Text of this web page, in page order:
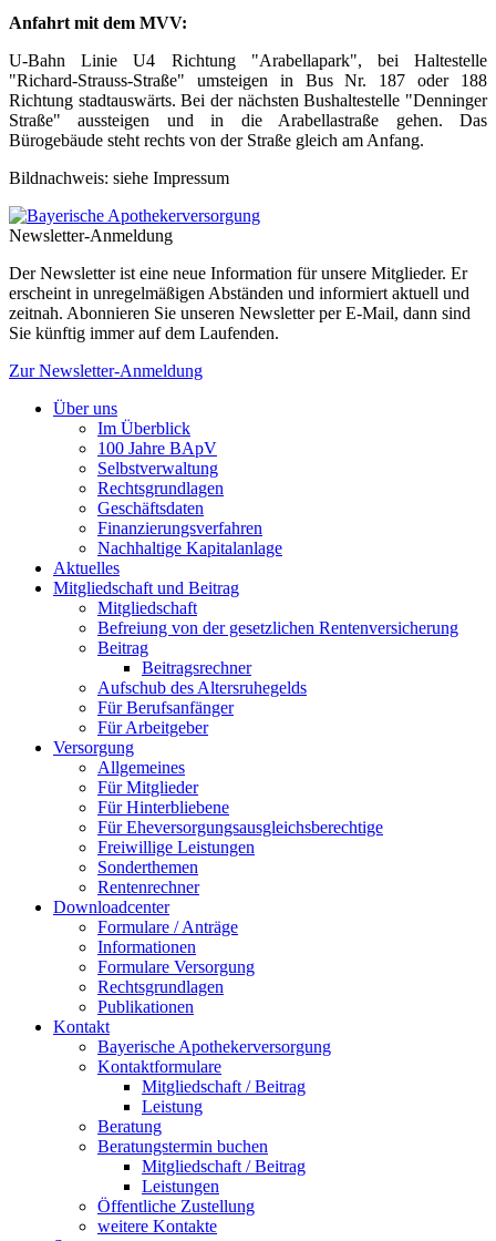
Anfahrt mit dem MVV:
U-Bahn Linie U4 Richtung "Arabellapark", bei Haltestelle
"Richard-Strauss-Straße" umsteigen in Bus Nr. 187 oder 188
Richtung stadtauswärts. Bei der nächsten Bushaltestelle "Denninger
Straße" aussteigen und in die Arabellastraße gehen. Das
Bürogebäude steht rechts von der Straße gleich am Anfang.
Bildnachweis: siehe Impressum
Newsletter-Anmeldung
Der Newsletter ist eine neue Information für unsere Mitglieder. Er
erscheint in unregelmäßigen Abständen und informiert aktuell und
zeitnah. Abonnieren Sie unseren Newsletter per E-Mail, dann sind
Sie künftig immer auf dem Laufenden.
Zur Newsletter-Anmeldung
Über uns
Im Überblick
100 Jahre BApV
Selbstverwaltung
Rechtsgrundlagen
Geschäftsdaten
Finanzierungsverfahren
Nachhaltige Kapitalanlage
Aktuelles
Mitgliedschaft und Beitrag
Mitgliedschaft
Befreiung von der gesetzlichen Rentenversicherung
Beitrag
Beitragsrechner
Aufschub des Altersruhegelds
Für Berufsanfänger
Für Arbeitgeber
Versorgung
Allgemeines
Für Mitglieder
Für Hinterbliebene
Für Eheversorgungsausgleichsberechtige
Freiwillige Leistungen
Sonderthemen
Rentenrechner
Downloadcenter
Formulare / Anträge
Informationen
Formulare Versorgung
Rechtsgrundlagen
Publikationen
Kontakt
Bayerische Apothekerversorgung
Kontaktformulare
Mitgliedschaft / Beitrag
Leistung
Beratung
Beratungstermin buchen
Mitgliedschaft / Beitrag
Leistungen
Öffentliche Zustellung
weitere Kontakte